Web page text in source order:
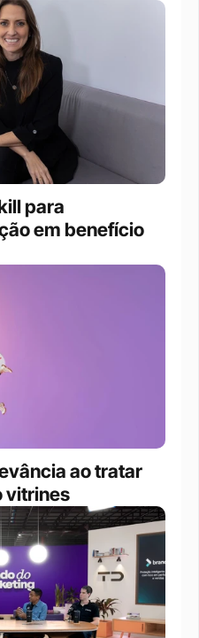
para
em benefício
ao tratar
vitrines